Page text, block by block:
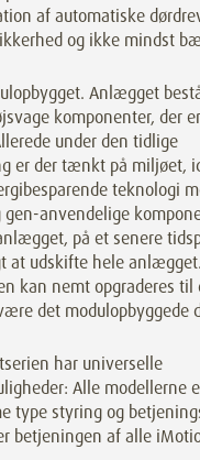
af automatiske
og ikke mindst
Anlægget
komponenter, der
under den tidlige
er der tænkt på miljøet,
teknologi
anvendelige
på et senere
at udskifte hele anlægget.
kan nemt opgraderes til
det modulopbyggede
har universelle
Alle modellerne
type styring og
betjeningen af alle